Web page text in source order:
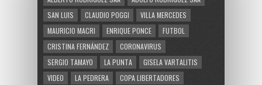
SAN LUIS
CLAUDIO POGGI
VILLA MERCEDES
MAURICIO MACRI
ENRIQUE PONCE
FUTBOL
CRISTINA FERNÁNDEZ
CORONAVIRUS
SERGIO TAMAYO
LA PUNTA
GISELA VARTALITIS
VIDEO
LA PEDRERA COPA LIBERTADORES